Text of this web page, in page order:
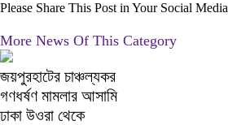
Please Share This Post in Your Social Media
More News Of This Category
জয়পুরহাটের চাঞ্চল্যকর
গণধর্ষণ মামলার আসামি
ঢাকা উওরা থেকে